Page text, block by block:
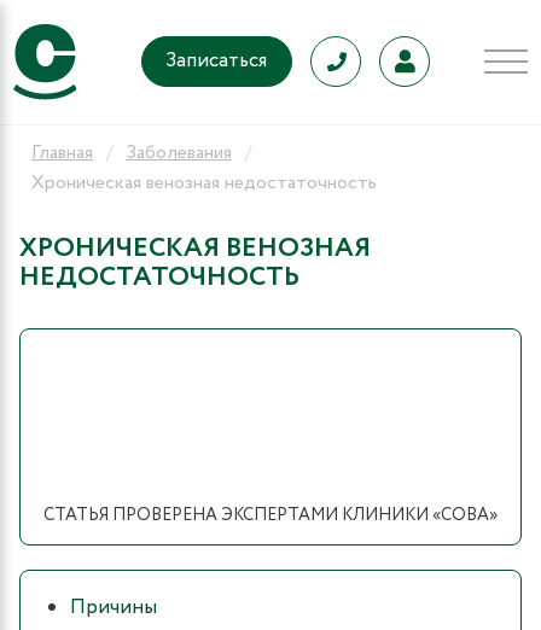
Записаться
Главная
Заболевания
Хроническая венозная недостаточность
ХРОНИЧЕСКАЯ ВЕНОЗНАЯ
НЕДОСТАТОЧНОСТЬ
СТАТЬЯ ПРОВЕРЕНА ЭКСПЕРТАМИ КЛИНИКИ «СОВА»
Причины